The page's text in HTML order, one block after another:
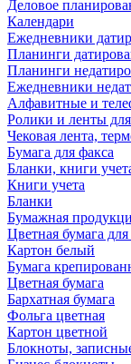
Деловое
Календари
Ежедневники
Планинги
Планинги
Ежедневники
Алфавитные и
Ролики и ленты
Чековая лента,
Бумага для факса
Бланки, книги
Книги учета
Бланки
Бумажная
Цветная бумага
Картон белый
Бумага
Цветная бумага
Бархатная бумага
Фольга цветная
Картон цветной
Блокноты,